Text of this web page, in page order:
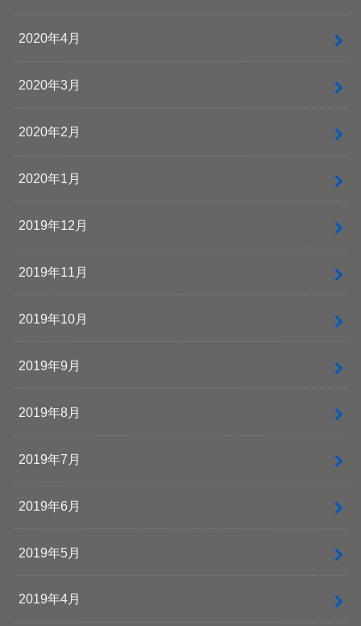
2020年4月
2020年3月
2020年2月
2020年1月
2019年12月
2019年11月
2019年10月
2019年9月
2019年8月
2019年7月
2019年6月
2019年5月
2019年4月